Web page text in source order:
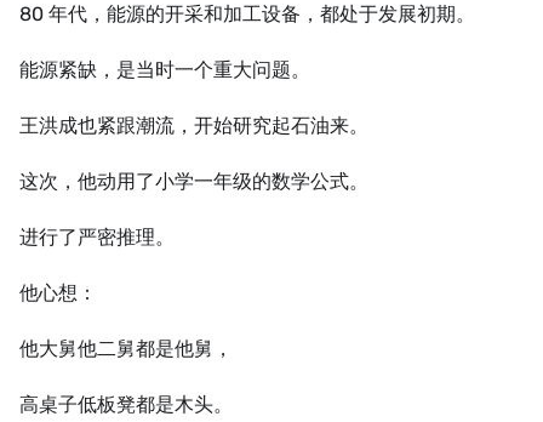
80 年代，能源的开采和加工设备，都处于发展初期。
能源紧缺，是当时一个重大问题。
王洪成也紧跟潮流，开始研究起石油来。
这次，他动用了小学一年级的数学公式。
进行了严密推理。
他心想：
他大舅他二舅都是他舅，
高桌子低板凳都是木头。